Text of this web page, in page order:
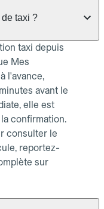
taxi ?
taxi depuis
Mes
l'avance,
avant le
elle est
confirmation.
consulter le
reportez-
sur